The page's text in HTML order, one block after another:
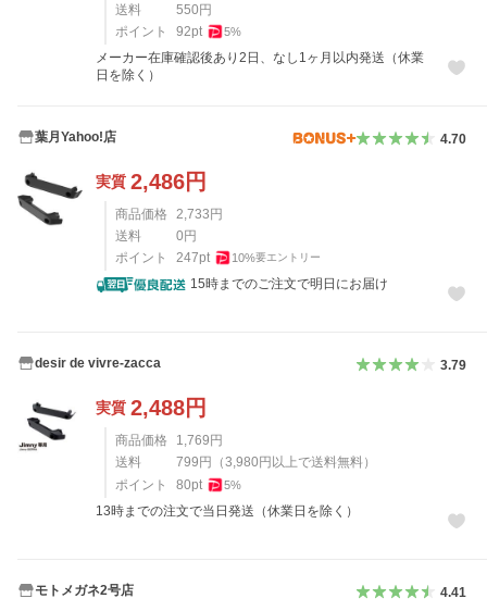
送料
550円
ポイント
92pt 5%
メーカー在庫確認後あり2日、なし1ヶ月以内発送（休業
日を除く）
葉月Yahoo!店 4.70
実質 2,486円
商品価格 2,733円
送料
0円
ポイント
247pt 10%要エントリー
15時までのご注文で明日にお届け
desir de vivre-zacca 3.79
実質 2,488円
商品価格 1,769円
送料
799円 （3,980円以上で送料無料）
ポイント
80pt 5%
13時までの注文で当日発送（休業日を除く）
モトメガネ2号店 4.41